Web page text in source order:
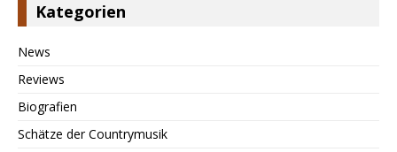
Kategorien
News
Reviews
Biografien
Schätze der Countrymusik